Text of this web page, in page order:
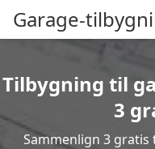
Garage-
Tilbygning til
3
Sammenlign 3